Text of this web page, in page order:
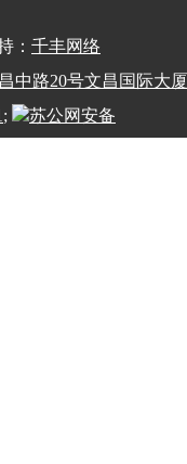
： 千丰网络
中路20号文昌国际大厦
;
苏公网安备